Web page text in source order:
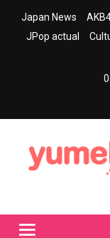
Japan News
JPop actual